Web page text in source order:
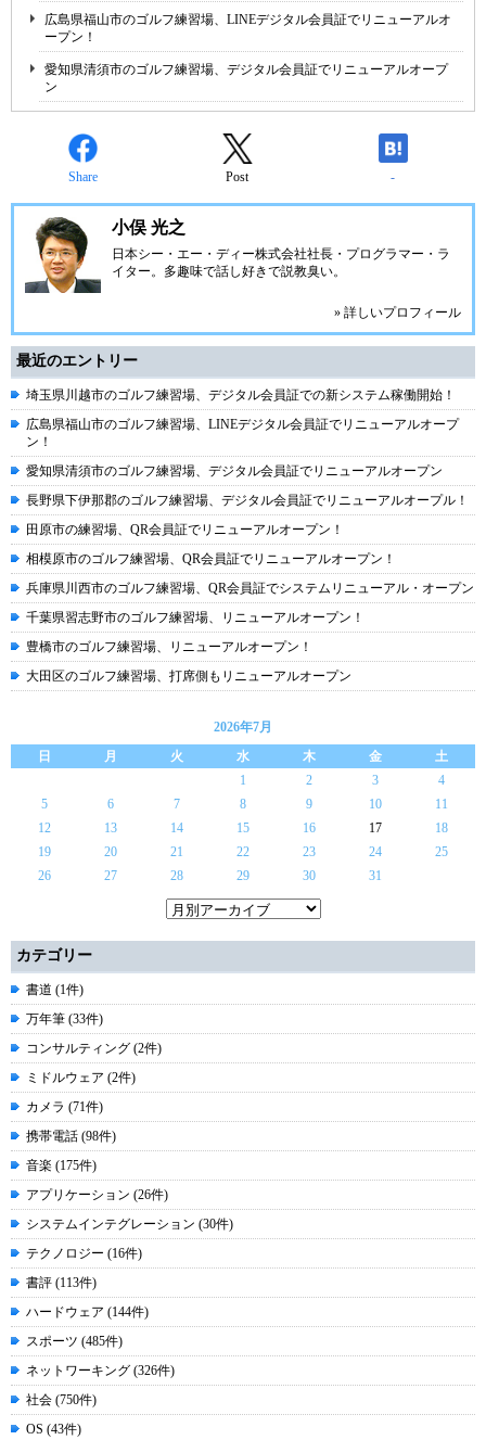
広島県福山市のゴルフ練習場、LINEデジタル会員証でリニューアルオ
ープン！
愛知県清須市のゴルフ練習場、デジタル会員証でリニューアルオープ
ン
Share Post -
小俣 光之
日本シー・エー・ディー株式会社社長・プログラマー・ラ
イター。多趣味で話し好きで説教臭い。
» 詳しいプロフィール
最近のエントリー
埼玉県川越市のゴルフ練習場、デジタル会員証での新システム稼働開始！
広島県福山市のゴルフ練習場、LINEデジタル会員証でリニューアルオープ
ン！
愛知県清須市のゴルフ練習場、デジタル会員証でリニューアルオープン
長野県下伊那郡のゴルフ練習場、デジタル会員証でリニューアルオープル！
田原市の練習場、QR会員証でリニューアルオープン！
相模原市のゴルフ練習場、QR会員証でリニューアルオープン！
兵庫県川西市のゴルフ練習場、QR会員証でシステムリニューアル・オープン
千葉県習志野市のゴルフ練習場、リニューアルオープン！
豊橋市のゴルフ練習場、リニューアルオープン！
大田区のゴルフ練習場、打席側もリニューアルオープン
2026年7月
日
月 火 水 木 金
土
1
2 3
4
5
6 7 8 9 10
11
12
13 14 15 16 17
18
19
20 21 22 23 24
25
26
27 28 29 30 31
カテゴリー
書道 (1件)
万年筆 (33件)
コンサルティング (2件)
ミドルウェア (2件)
カメラ (71件)
携帯電話 (98件)
音楽 (175件)
アプリケーション (26件)
システムインテグレーション (30件)
テクノロジー (16件)
書評 (113件)
ハードウェア (144件)
スポーツ (485件)
ネットワーキング (326件)
社会 (750件)
OS (43件)